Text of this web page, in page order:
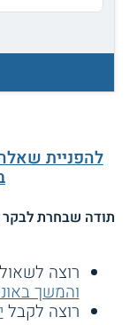
להפניית
תודה שבחרת
רוצה
והמשך
רוצה לקבל